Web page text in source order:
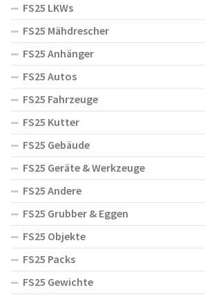
FS25 LKWs
FS25 Mähdrescher
FS25 Anhänger
FS25 Autos
FS25 Fahrzeuge
FS25 Kutter
FS25 Gebäude
FS25 Geräte & Werkzeuge
FS25 Andere
FS25 Grubber & Eggen
FS25 Objekte
FS25 Packs
FS25 Gewichte